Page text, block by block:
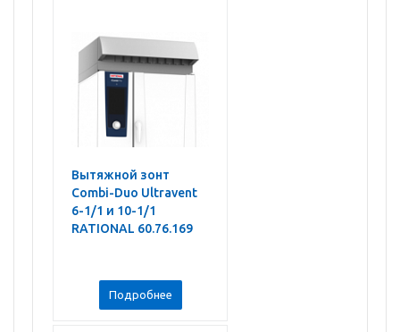
Вытяжной зонт
Combi-Duo Ultravent
6-1/1 и 10-1/1
RATIONAL 60.76.169
Подробнее